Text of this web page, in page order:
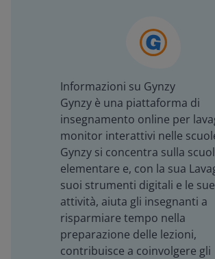
Informazioni su Gynzy
Gynzy è una piattaforma di
insegnamento online per
monitor interattivi nelle
Gynzy si concentra sulla
elementare e, con la sua
suoi strumenti digitali e le sue
attività, aiuta gli insegnanti a
risparmiare tempo nella
preparazione delle lezioni,
contribuisce a coinvolgere gli